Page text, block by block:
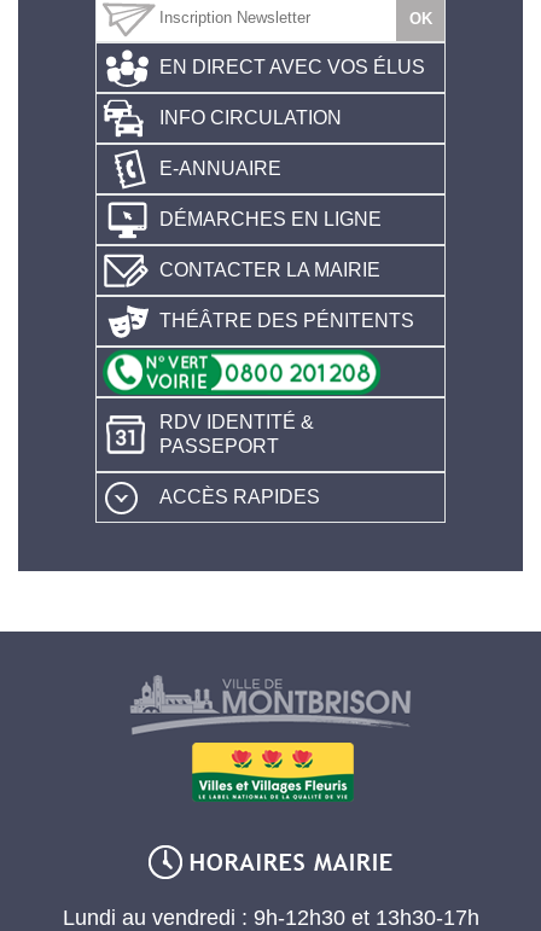
EN DIRECT AVEC VOS ÉLUS
INFO CIRCULATION
E-ANNUAIRE
DÉMARCHES EN LIGNE
CONTACTER LA MAIRIE
THÉÂTRE DES PÉNITENTS
RDV IDENTITÉ &
PASSEPORT
ACCÈS RAPIDES
Lundi au vendredi : 9h-12h30 et 13h30-17h